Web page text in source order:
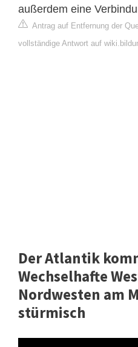
außerdem eine
Antrag auf Entfernung der
vollständige Antwort auf
Der Atlantik
Wechselhafte
Nordwesten am
stürmisch